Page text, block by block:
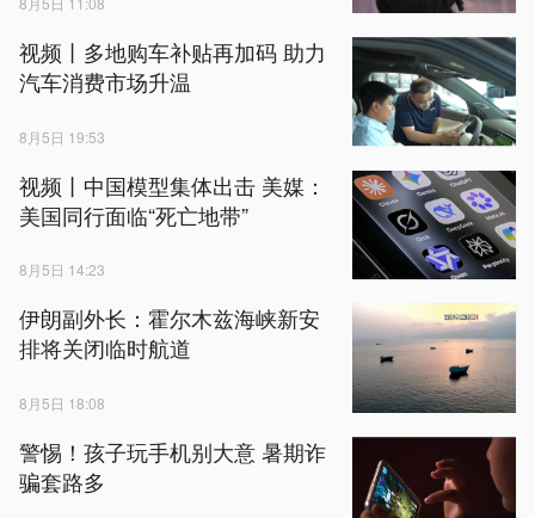
视频丨多地购车补贴再加码 助力
汽车消费市场升温
8月5日 19:53
视频丨中国模型集体出击 美媒：
美国同行面临“死亡地带”
8月5日 14:23
伊朗副外长：霍尔木兹海峡新安
排将关闭临时航道
8月5日 18:08
警惕！孩子玩手机别大意 暑期诈
骗套路多